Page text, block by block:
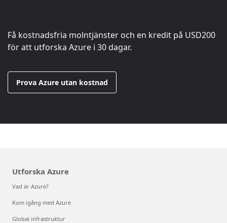
Få kostnadsfria molntjänster och en kredit på USD200
för att utforska Azure i 30 dagar.
Prova Azure utan kostnad
Utforska Azure
Vad är Azure?
Kom igång med Azure
Global infrastruktur